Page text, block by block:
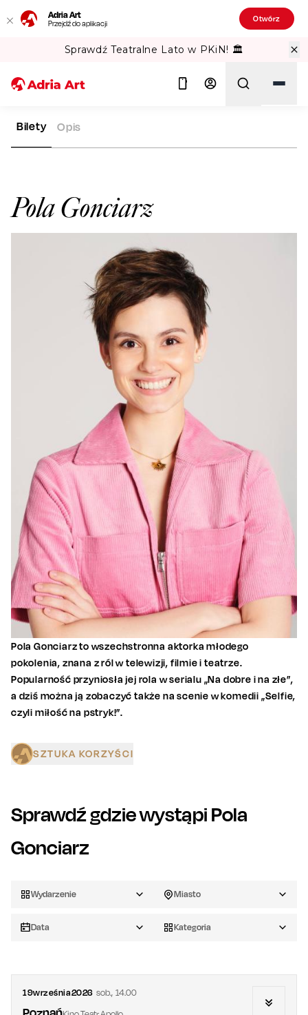
Adria Art
Przejdź do aplikacji Otwórz
Sprawdź Teatralne Lato w PKiN! 🏛️
ADRIA ART
Pola Gonciarz
Bilety Opis
Pola Gonciarz to wszechstronna aktorka młodego
pokolenia, znana z ról w telewizji, filmie i teatrze.
Popularność przyniosła jej rola w serialu „Na dobre i na złe”,
a dziś można ją zobaczyć także na scenie w komedii „Selfie,
czyli miłość na pstryk!”.
SZTUKA KORZYŚCI
Sprawdź gdzie wystąpi Pola
Gonciarz
Wydarzenie Miasto
Data Kategoria
19września2026 sob., 14.00